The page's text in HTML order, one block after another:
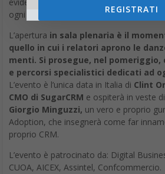
evidenze empiriche, alle principali sfide
ogni giorno.
L’apertura in sala plenaria è il
quello in cui i relatori aprono le
menti. Si prosegue, nel
e percorsi specialistici dedicati ad
L’evento è l’unica data in Italia di Clint
CMO di SugarCRM e ospiterà in veste di
Giorgio Minguzzi, un vero e proprio
Adoption, che insegnerà come far
proprio CRM.
L’evento è patrocinato da: Digital
CUOA, AICEX, Assintel, Confcommercio.
REGISTRATI